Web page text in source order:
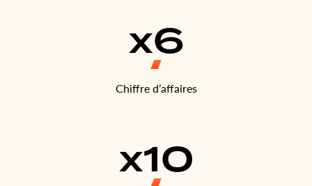
x6
Chiffre d’affaires
x10